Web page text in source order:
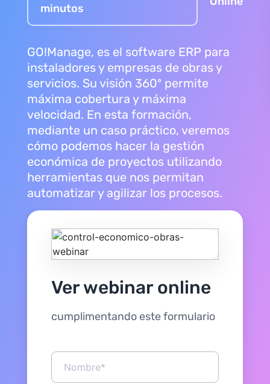
minutos
GO!Manage, es el software ERP para
instaladores y empresas de obras y
servicios. Su visión 360º permite
máxima cobertura y máxima
velocidad. En esta formación,
mediante un caso práctico, veremos
cómo podemos hacer la gestión
económica de proyectos utilizando
herramientas que nos permitan
automatizar y agilizar los procesos.
Ver webinar online
cumplimentando este formulario